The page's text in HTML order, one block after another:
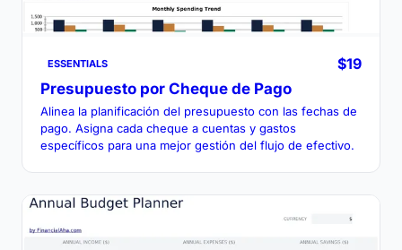
ESSENTIALS
$19
Presupuesto por Cheque de Pago
Alinea la planificación del presupuesto con las fechas de
pago. Asigna cada cheque a cuentas y gastos
específicos para una mejor gestión del flujo de efectivo.